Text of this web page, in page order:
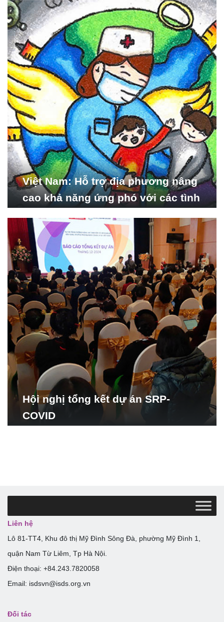
Nghiên cứu Phát triển Xã
hội_ISDS)
Việt Nam: Hỗ trợ địa phương nâng
cao khả năng ứng phó với các tình
Hội nghị tổng kết dự án SRP-
COVID
Liên hệ
Lô 81-TT4, Khu đô thị Mỹ Đình Sông Đà, phường Mỹ Đình 1,
quận Nam Từ Liêm, Tp Hà Nội.
Điện thoại: +84.243.7820058
Email: isdsvn@isds.org.vn
Đối tác